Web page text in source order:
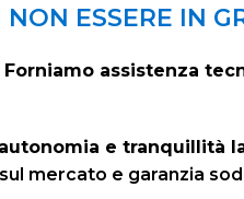
ESSERE IN
Forniamo assistenza
e tranquillità
mercato e garanzia